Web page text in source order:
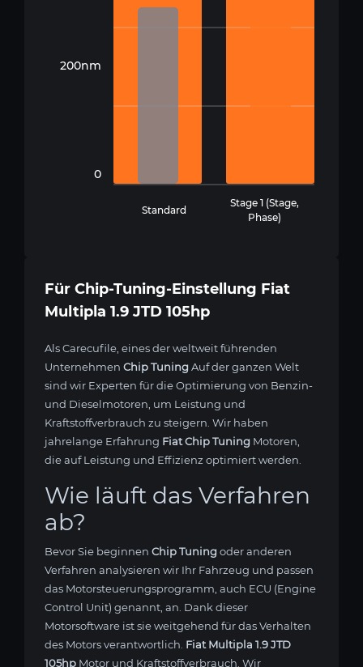
200nm
0
Standard
Stage 1 (Stage,
Phase)
Für Chip-Tuning-Einstellung Fiat
Multipla 1.9 JTD 105hp
Als Carecufile, eines der weltweit führenden
Unternehmen Chip TuningAuf der ganzen Welt
sind wir Experten für die Optimierung von Benzin-
und Dieselmotoren, um Leistung und
Kraftstoffverbrauch zu steigern. Wir haben
jahrelange Erfahrung Fiat Chip Tuning Motoren,
die auf Leistung und Effizienz optimiert werden.
Wie läuft das Verfahren
ab?
Bevor Sie beginnen Chip Tuningoder anderen
Verfahren analysieren wir Ihr Fahrzeug und passen
das Motorsteuerungsprogramm, auch ECU (Engine
Control Unit) genannt, an. Dank dieser
Motorsoftware ist sie weitgehend für das Verhalten
des Motors verantwortlich. Fiat Multipla 1.9 JTD
105hp Motor und Kraftstoffverbrauch. Wir